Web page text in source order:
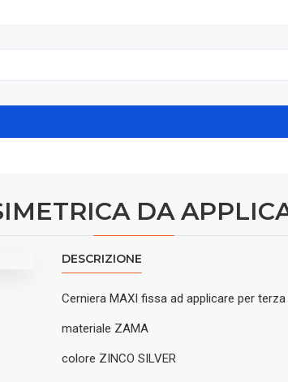
DA
DESCRIZIONE
Cerniera MAXI fissa ad applicare per terza
materiale ZAMA
colore ZINCO SILVER